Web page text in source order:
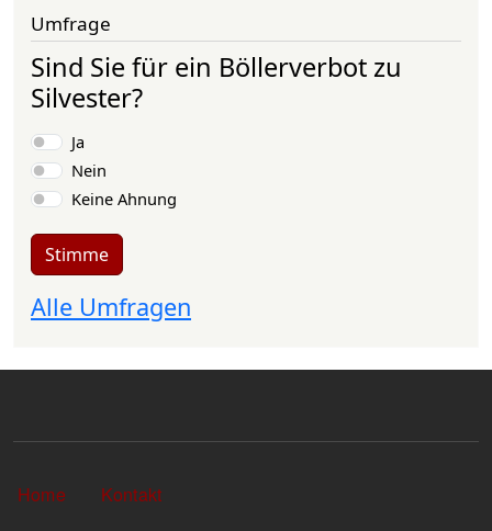
Umfrage
Sind Sie für ein Böllerverbot zu
Silvester?
Auswahlmöglichkeiten
Ja
Nein
Keine Ahnung
Stimme
Alle Umfragen
Sekundärlinks
Home
Kontakt